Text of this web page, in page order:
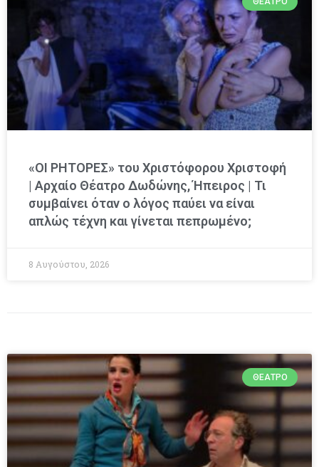
«ΟΙ ΡΗΤΟΡΕΣ» του Χριστόφορου Χριστοφή
| Αρχαίο Θέατρο Δωδώνης, Ήπειρος | Τι
συμβαίνει όταν ο λόγος παύει να είναι
απλώς τέχνη και γίνεται πεπρωμένο;
8 Αυγούστου, 2026
ΘΈΑΤΡΟ